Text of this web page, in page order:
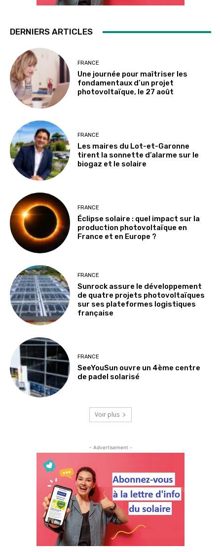
DERNIERS ARTICLES
FRANCE
Une journée pour maîtriser les
fondamentaux d’un projet
photovoltaïque, le 27 août
FRANCE
Les maires du Lot-et-Garonne
tirent la sonnette d’alarme sur le
biogaz et le solaire
FRANCE
Éclipse solaire : quel impact sur la
production photovoltaïque en
France et en Europe ?
FRANCE
Sunrock assure le développement
de quatre projets photovoltaïques
sur ses plateformes logistiques
française
FRANCE
SeeYouSun ouvre un 4ème centre
de padel solarisé
Voir plus
- Advertisement -